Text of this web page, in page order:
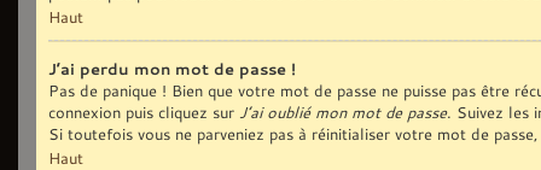
Haut
J’ai perdu mon mot de passe !
Pas de panique ! Bien que votre mot de passe ne puisse pas être
connexion puis cliquez sur J’ai oublié mon mot de passe. Suivez les
Si toutefois vous ne parveniez pas à réinitialiser votre mot de
Haut